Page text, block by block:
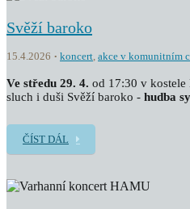
Svěží baroko
15.4.2026 koncert, akce v komunitním
Ve středu 29. 4. od 17:30 v kostele
sluch i duši Svěží baroko - hudba
ČÍST DÁL